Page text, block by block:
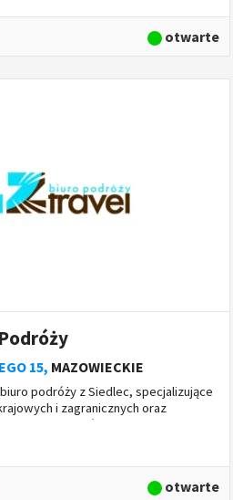
otwarte
15, MAZOWIECKIE
podróży z Siedlec, specjalizujące
i zagranicznych oraz
oferuje różnorodn...
otwarte